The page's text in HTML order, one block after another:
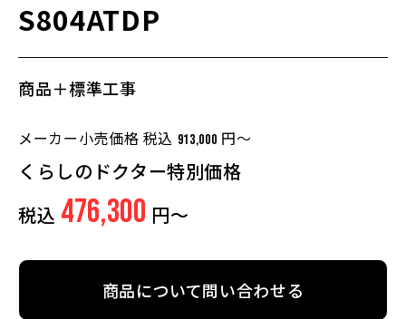
S804ATDP
商品＋標準工事
メーカー小売価格 税込 913,000 円～
くらしのドクター特別価格
税込 476,300 円～
商品について問い合わせる